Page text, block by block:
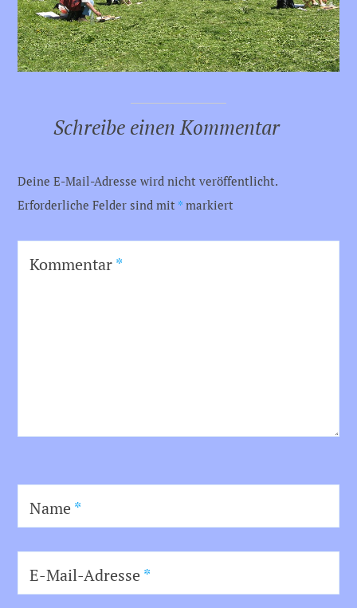
Schreibe einen Kommentar
Deine E-Mail-Adresse wird nicht veröffentlicht.
Erforderliche Felder sind mit * markiert
Kommentar*
Name *
E-Mail-Adresse *